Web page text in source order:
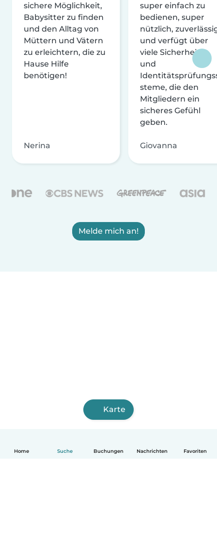
Home Suche Buchungen Nachrichten Favoriten
sichere Möglichkeit,
Babysitter zu finden
und den Alltag von
Müttern und Vätern
zu erleichtern, die zu
Hause Hilfe
benötigen!
Nerina
super einfach zu
bedienen, super
nützlich,
und verfügt über
viele Sicherheits-
und
steme, die den
Mitgliedern ein
sicheres Gefühl
geben.
Giovanna
Melde mich an!
Karte